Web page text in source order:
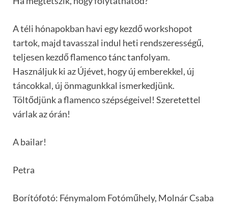
A téli hónapokban havi egy kezdő workshopot
tartok, majd tavasszal indul heti rendszerességű,
teljesen kezdő flamenco tánc tanfolyam.
Használjuk ki az Újévet, hogy új emberekkel, új
táncokkal, új önmagunkkal ismerkedjünk.
Töltődjünk a flamenco szépségeivel! Szeretettel
várlak az órán!
A bailar!
Petra
Borítófotó: Fénymalom Fotóműhely, Molnár Csaba